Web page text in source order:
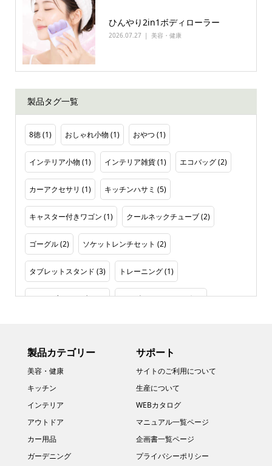
ひんやり2in1ボディローラー
2026.07.27 美容・健康
製品タグ一覧
8徳(1) おしゃれ小物 (1) おやつ (1)
インテリア小物 (1) インテリア雑貨(1) エコバッグ(2)
カーアクセサリ (1) キッチンハサミ (5)
キャスター付きワゴン (1) クールネックチューブ(2)
ゴーグル(2) ソケットレンチセット (2)
タブレットスタンド (3) トレーニング(1)
ドライブレコーダー(1) ノイズキャンセリング(1)
プロテクションフィルム プールバッグ
ボディリフレッシュロッド ボトルホルダー
メンテナンスグッズ ラップトップスタンド(1)
リフレッシュ ルームフレグランス (1)
製品カテゴリー
美容・健康
キッチン
インテリア
アウトドア
カー用品
ガーデニング
サポート
サイトのご利用について
生産について
WEBカタログ
マニュアル一覧ページ
企画書一覧ページ
プライバシーポリシー